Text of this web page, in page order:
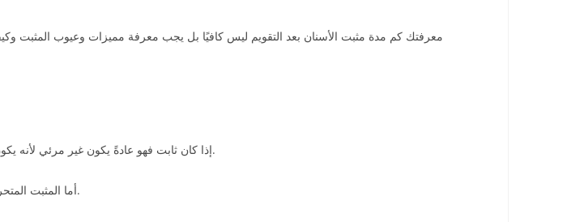
معرفتك كم مدة مثبت الأسنان بعد التقويم ليس كافيًا بل يجب معرفة مميزات وعيوب المثبت
إذا كان ثابت فهو عادةً يكون غير مرئي لأنه يكون في الجزء الخلفي من الأسنان ويدوم طويلًا ولا تحتاج إلى استبداله باستمرار كما لا يمكنك ضياعة.
أما المثبت المتحرك يتميز بأنه سهل التنظيف للتخلص من بقايا الأكل والمشروبات لضمان التمتع بصحة فموية أفضل.